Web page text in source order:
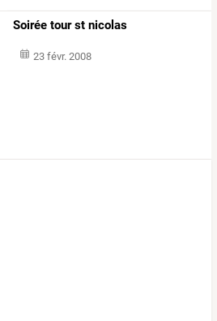
Soirée tour st nicolas
23 févr. 2008